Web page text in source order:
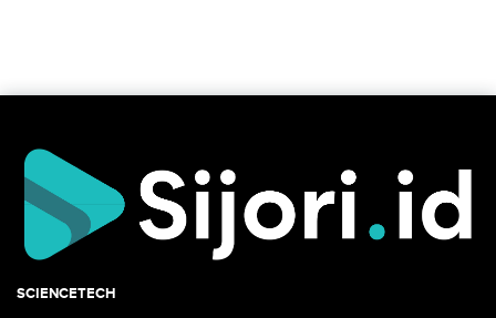
SCIENCETECH